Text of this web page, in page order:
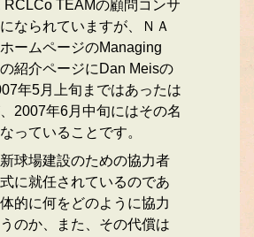
RCLCo TEAMの顧問コンサ
なられていますが、ＮＡ
ームページのManaging
紹介ページにDan Meisの
年5月上旬まではあったは
2007年6月中旬にはその名
っていることです。
球場建設のための協力者
に就任されているのであ
的に何をどのように協力
のか、また、その代償は